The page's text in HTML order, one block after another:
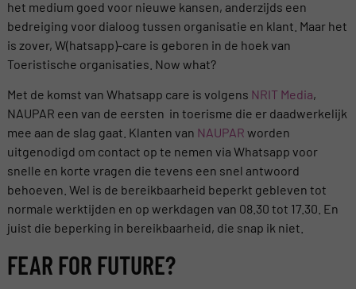
het medium goed voor nieuwe kansen, anderzijds een
bedreiging voor dialoog tussen organisatie en klant. Maar het
is zover, W(hatsapp)-care is geboren in de hoek van
Toeristische organisaties. Now what?
Met de komst van Whatsapp care is volgens NRIT Media,
NAUPAR een van de eersten in toerisme die er daadwerkelijk
mee aan de slag gaat. Klanten van NAUPAR worden
uitgenodigd om contact op te nemen via Whatsapp voor
snelle en korte vragen die tevens een snel antwoord
behoeven. Wel is de bereikbaarheid beperkt gebleven tot
normale werktijden en op werkdagen van 08.30 tot 17.30. En
juist die beperking in bereikbaarheid, die snap ik niet.
FEAR FOR FUTURE?